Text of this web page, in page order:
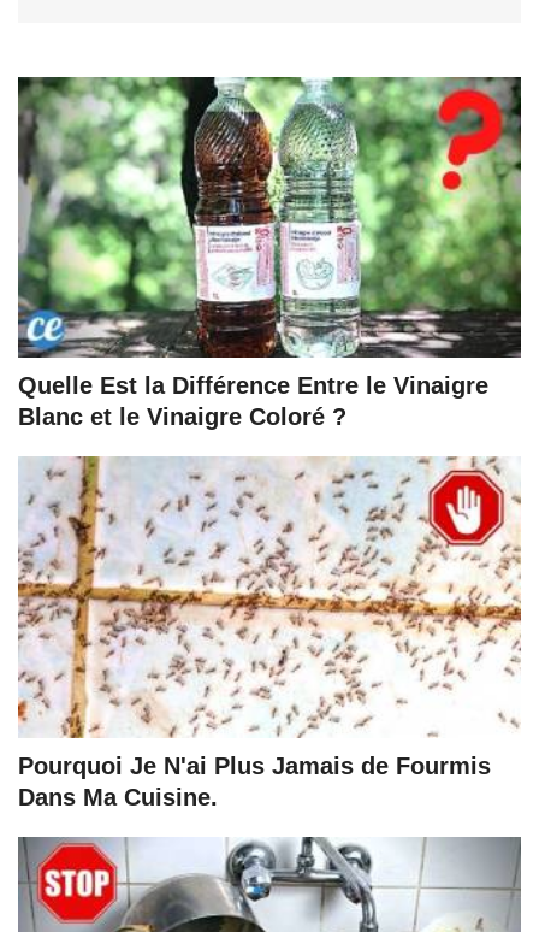
Quelle Est la Différence Entre le Vinaigre
Blanc et le Vinaigre Coloré ?
Pourquoi Je N'ai Plus Jamais de Fourmis
Dans Ma Cuisine.